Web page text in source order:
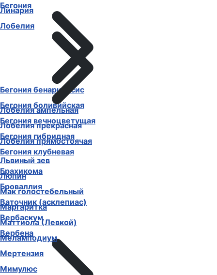
Бегония
Бегония бенариенсис
Бегония боливийская
Бегония вечноцветущая
Бегония гибридная
Бегония клубневая
Брахикома
Броваллия
Ваточник (асклепиас)
Вербаскум
Вербена
Линария
Лобелия
Лобелия ампельная
Лобелия прекрасная
Лобелия прямостоячая
Львиный зев
Люпин
Мак голостебельный
Маргаритка
Маттиола (Левкой)
Меламподиум
Мертензия
Мимулюс